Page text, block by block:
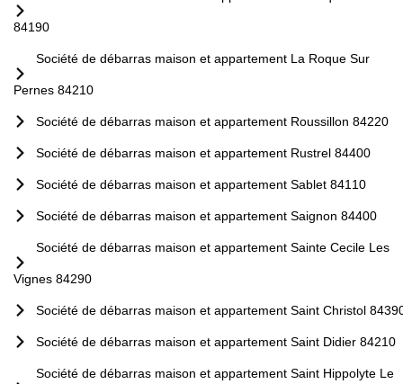
84190
Société de débarras maison et appartement La Roque Sur
Pernes 84210
Société de débarras maison et appartement Roussillon 84220
Société de débarras maison et appartement Rustrel 84400
Société de débarras maison et appartement Sablet 84110
Société de débarras maison et appartement Saignon 84400
Société de débarras maison et appartement Sainte Cecile Les
Vignes 84290
Société de débarras maison et appartement Saint Christol
Société de débarras maison et appartement Saint Didier 84210
Société de débarras maison et appartement Saint Hippolyte Le